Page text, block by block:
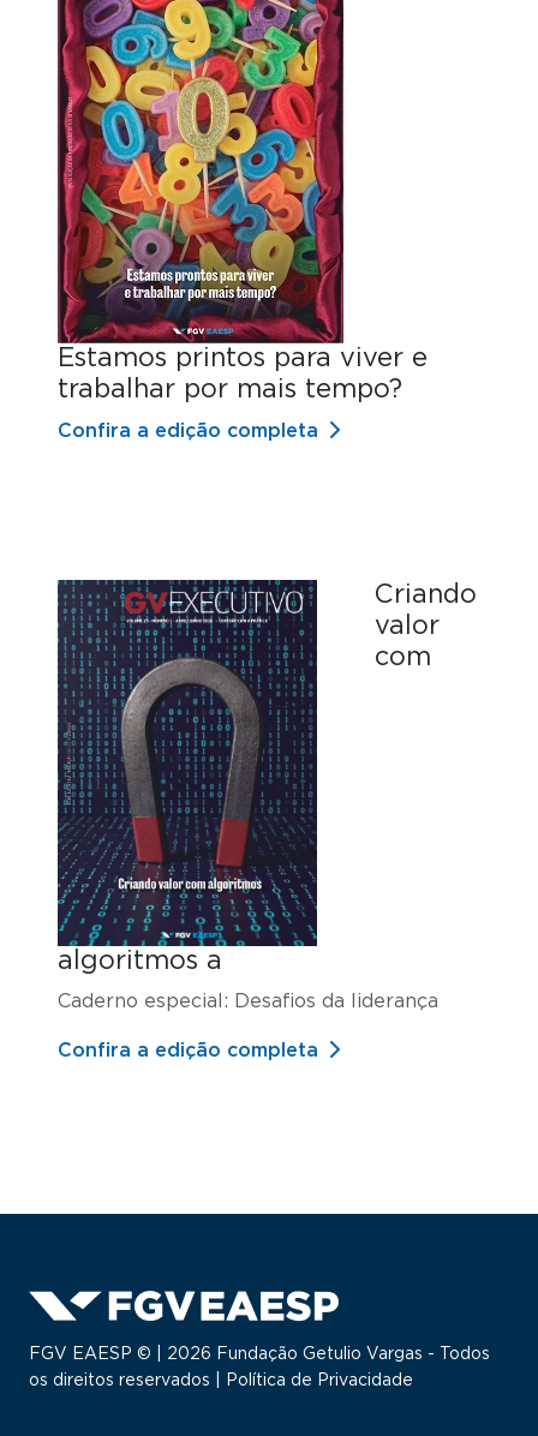
Estamos printos para viver e
trabalhar por mais tempo?
Confira a edição completa
Criando
valor
com
algoritmos a
Caderno especial: Desafios da liderança
Confira a edição completa
FGV EAESP © | 2026 Fundação Getulio Vargas - Todos
os direitos reservados |
Política de Privacidade